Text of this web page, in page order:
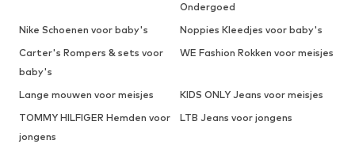
Ondergoed
Nike Schoenen voor baby's
Noppies Kleedjes voor baby's
Carter's Rompers & sets voor
baby's
WE Fashion Rokken voor meisjes
Lange mouwen voor meisjes
KIDS ONLY Jeans voor meisjes
TOMMY HILFIGER Hemden voor
jongens
LTB Jeans voor jongens